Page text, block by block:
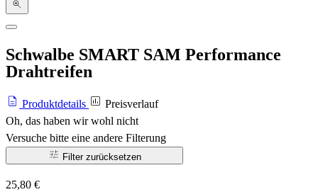
Schwalbe SMART SAM Performance
Drahtreifen
Produktdetails
Preisverlauf
Oh, das haben wir wohl nicht
Versuche bitte eine andere Filterung
Filter zurücksetzen
25,80 €